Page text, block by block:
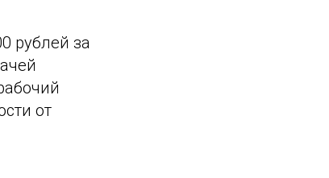
рублей за
от